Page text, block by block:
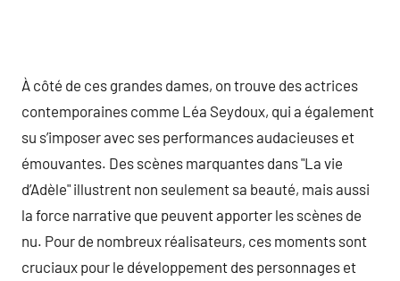
À côté de ces grandes dames, on trouve des actrices
contemporaines comme Léa Seydoux, qui a également
su s’imposer avec ses performances audacieuses et
émouvantes. Des scènes marquantes dans "La vie
d’Adèle" illustrent non seulement sa beauté, mais aussi
la force narrative que peuvent apporter les scènes de
nu. Pour de nombreux réalisateurs, ces moments sont
cruciaux pour le développement des personnages et